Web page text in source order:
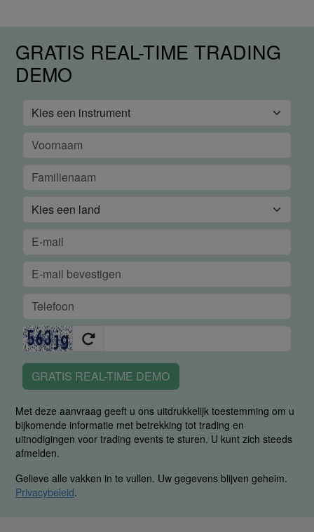
GRATIS REAL-TIME TRADING
DEMO
GRATIS REAL-TIME DEMO
Met deze aanvraag geeft u ons uitdrukkelijk toestemming om u
bijkomende informatie met betrekking tot trading en
uitnodigingen voor trading events te sturen. U kunt zich steeds
afmelden.
Gelieve alle vakken in te vullen. Uw gegevens blijven geheim.
Privacybeleid.